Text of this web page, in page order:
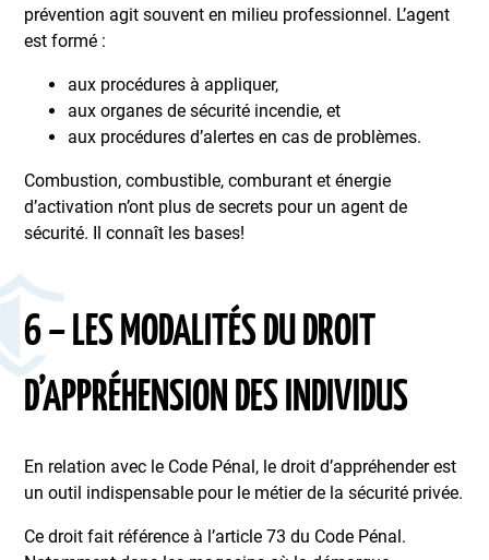
prévention agit souvent en milieu professionnel. L’agent
est formé :
aux procédures à appliquer,
aux organes de sécurité incendie, et
aux procédures d’alertes en cas de problèmes.
Combustion, combustible, comburant et énergie
d’activation n’ont plus de secrets pour un agent de
sécurité. Il connaît les bases!
6 – LES MODALITÉS DU DROIT
D’APPRÉHENSION DES INDIVIDUS
En relation avec le Code Pénal, le droit d’appréhender est
un outil indispensable pour le métier de la sécurité privée.
Ce droit fait référence à l’article 73 du Code Pénal.